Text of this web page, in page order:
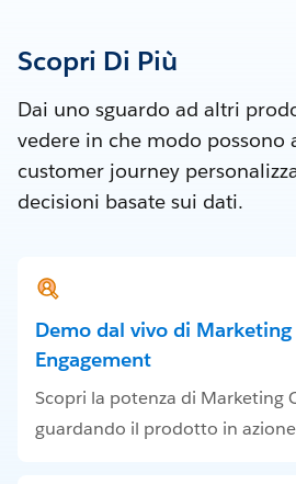
Scopri Di Più
Dai uno sguardo ad altri
vedere in che modo possono
customer journey
decisioni basate sui dati.
Demo dal vivo di Marketing
Engagement
Scopri la potenza di Marketing
guardando il prodotto in azione